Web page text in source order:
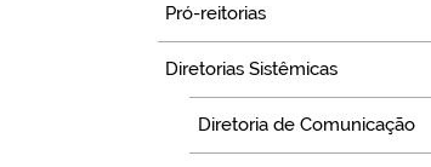
Pró-reitorias
Diretorias Sistêmicas
Diretoria de Comunicação